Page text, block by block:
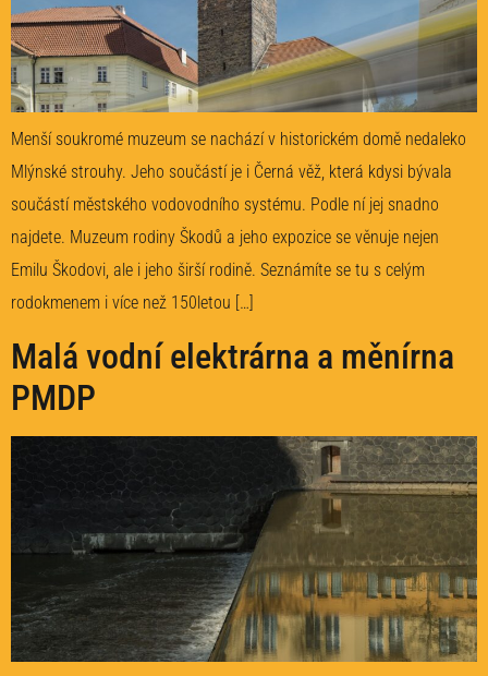
Menší soukromé muzeum se nachází v historickém domě nedaleko
Mlýnské strouhy. Jeho součástí je i Černá věž, která kdysi bývala
součástí městského vodovodního systému. Podle ní jej snadno
najdete. Muzeum rodiny Škodů a jeho expozice se věnuje nejen
Emilu Škodovi, ale i jeho širší rodině. Seznámíte se tu s celým
rodokmenem i více než 150letou […]
Malá vodní elektrárna a měnírna
PMDP